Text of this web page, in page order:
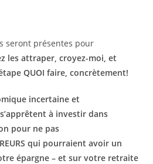
seront présentes pour
les attraper, croyez-moi, et
QUOI faire, concrètement!
incertaine et
à investir dans
pour ne pas
qui pourraient avoir un
épargne – et sur votre retraite